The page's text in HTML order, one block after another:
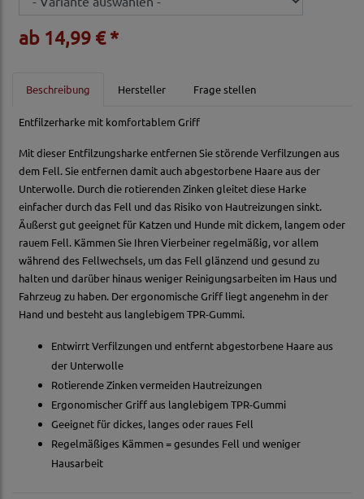
ab 14,99 € *
Beschreibung Hersteller Frage stellen
Entfilzerharke mit komfortablem Griff
Mit dieser Entfilzungsharke entfernen Sie störende Verfilzungen aus
dem Fell. Sie entfernen damit auch abgestorbene Haare aus der
Unterwolle. Durch die rotierenden Zinken gleitet diese Harke
einfacher durch das Fell und das Risiko von Hautreizungen sinkt.
Äußerst gut geeignet für Katzen und Hunde mit dickem, langem oder
rauem Fell. Kämmen Sie Ihren Vierbeiner regelmäßig, vor allem
während des Fellwechsels, um das Fell glänzend und gesund zu
halten und darüber hinaus weniger Reinigungsarbeiten im Haus und
Fahrzeug zu haben. Der ergonomische Griff liegt angenehm in der
Hand und besteht aus langlebigem TPR-Gummi.
Entwirrt Verfilzungen und entfernt abgestorbene Haare aus
der Unterwolle
Rotierende Zinken vermeiden Hautreizungen
Ergonomischer Griff aus langlebigem TPR-Gummi
Geeignet für dickes, langes oder raues Fell
Regelmäßiges Kämmen = gesundes Fell und weniger
Hausarbeit